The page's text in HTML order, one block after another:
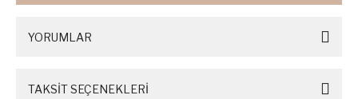
YORUMLAR
TAKSİT SEÇENEKLERİ